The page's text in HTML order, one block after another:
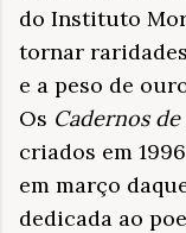
do Instituto
tornar
e a peso de
Os Cadernos
criados em
em março
dedicada ao